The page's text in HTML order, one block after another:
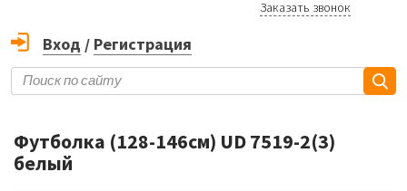
Заказать звонок
Вход / Регистрация
Футболка (128-146см) UD 7519-2(3)
белый